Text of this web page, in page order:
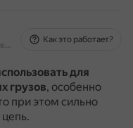
На основе источников, возможны неточности
Как это работает?
для
грузов, особенно
при этом сильно